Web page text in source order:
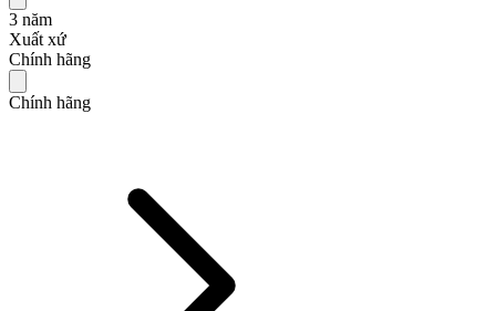
3 năm
Xuất xứ
Chính hãng
Chính hãng